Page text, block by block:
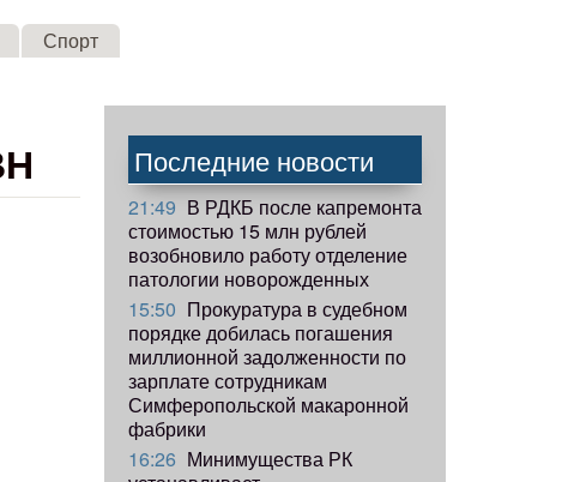
Спорт
Последние новости
21:49 В РДКБ после капремонта
стоимостью 15 млн рублей
возобновило работу отделение
патологии новорожденных
15:50 Прокуратура в судебном
порядке добилась погашения
миллионной задолженности по
зарплате сотрудникам
Симферопольской макаронной
фабрики
16:26 Минимущества РК